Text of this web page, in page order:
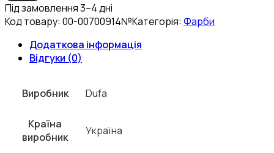
Під замовлення 3–4 дні
Код товару: 00-00700914№Категорія: Фарби
Додаткова інформація
Відгуки (0)
Виробник Dufa
Країна
виробник
Україна